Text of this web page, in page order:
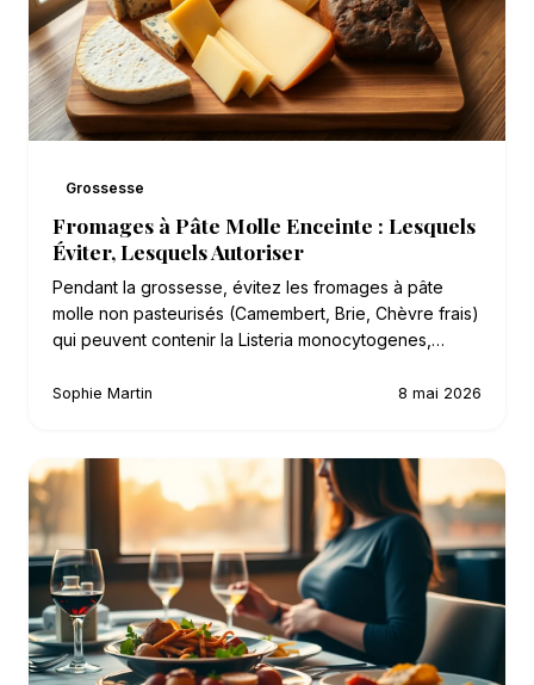
Grossesse
Fromages à Pâte Molle Enceinte : Lesquels
Éviter, Lesquels Autoriser
Pendant la grossesse, évitez les fromages à pâte
molle non pasteurisés (Camembert, Brie, Chèvre frais)
qui peuvent contenir la Listeria monocytogenes,…
Sophie Martin 8 mai 2026